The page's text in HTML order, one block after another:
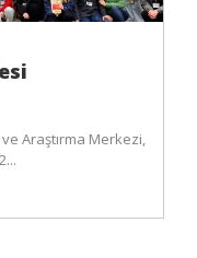
Araştırma Merkezi,